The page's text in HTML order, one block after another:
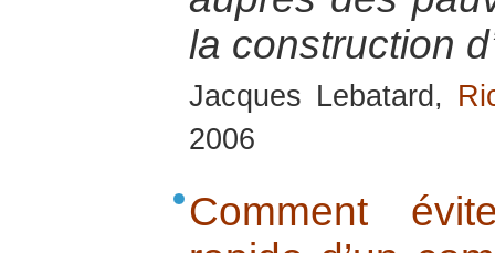
la construction
Jacques Lebatard,
2006
Comment